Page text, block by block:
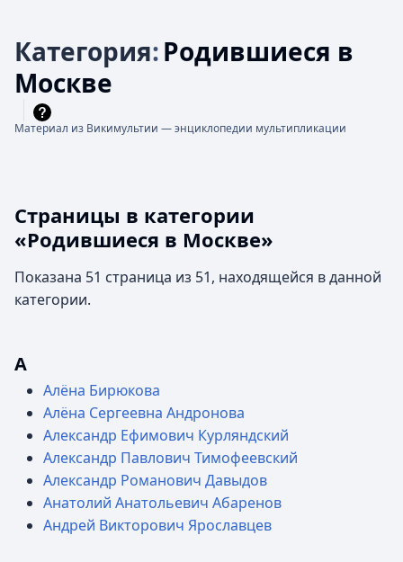
Категория:Родившиеся в
Москве
Материал из Викимультии — энциклопедии мультипликации
Страницы в категории
«Родившиеся в Москве»
Показана 51 страница из 51, находящейся в данной
категории.
А
Алёна Бирюкова
Алёна Сергеевна Андронова
Александр Ефимович Курляндский
Александр Павлович Тимофеевский
Александр Романович Давыдов
Анатолий Анатольевич Абаренов
Андрей Викторович Ярославцев